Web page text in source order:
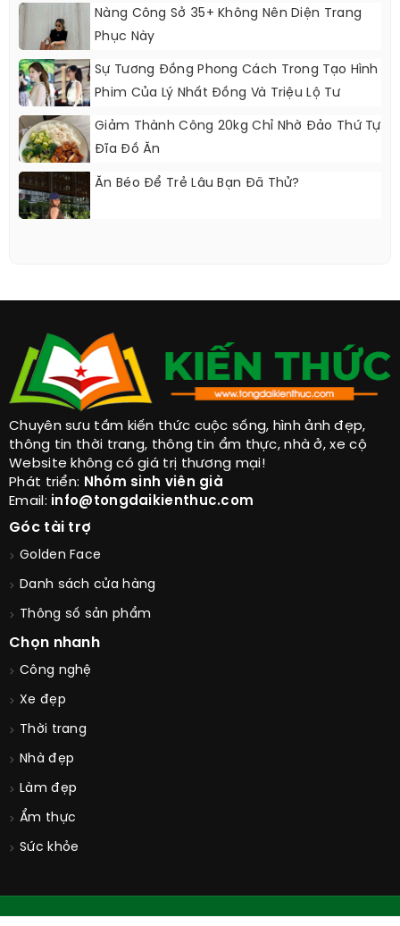
Nàng Công Sở 35+ Không Nên Diện Trang
Phục Này
Sự Tương Đồng Phong Cách Trong Tạo Hình
Phim Của Lý Nhất Đồng Và Triệu Lộ Tư
Giảm Thành Công 20kg Chỉ Nhờ Đảo Thứ Tự
Đĩa Đồ Ăn
Ăn Béo Để Trẻ Lâu Bạn Đã Thử?
Chuyên sưu tầm kiến thức cuộc sống, hình ảnh đẹp,
thông tin thời trang, thông tin ẩm thực, nhà ở, xe cộ
Website không có giá trị thương mại!
Phát triển: Nhóm sinh viên già
Email: info@tongdaikienthuc.com
Góc tài trợ
Golden Face
Danh sách cửa hàng
Thông số sản phẩm
Chọn nhanh
Công nghệ
Xe đẹp
Thời trang
Nhà đẹp
Làm đẹp
Ẩm thực
Sức khỏe